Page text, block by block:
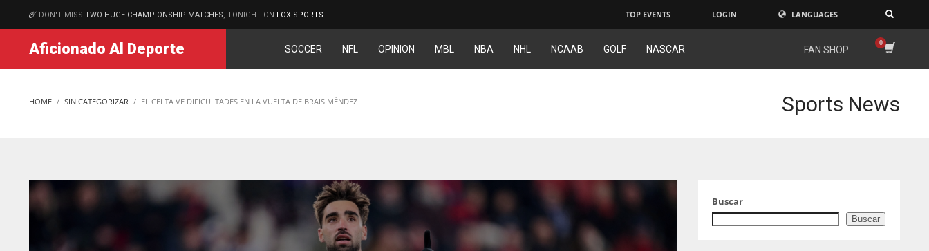
MATCHES
DON'T MISS TWO HUGE CHAMPIONSHIP MATCHES , TONIGHT ON FOX SPORTS TOP EVENTS LOGIN LANGUAGES
Aficionado Al Deporte SOCCER NFL OPINION MBL NBA NHL NCAAB GOLF NASCAR FAN SHOP
HOME SIN CATEGORIZAR EL CELTA VE DIFICULTADES EN LA VUELTA DE BRAIS MÉNDEZ Sports News
Buscar
Buscar